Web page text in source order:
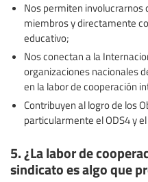
Nos permiten involucrarnos
miembros y directamente
educativo;
Nos conectan a la
organizaciones nacionales
en la labor de cooperación
Contribuyen al logro de los
particularmente el ODS4 y el
5. ¿La labor de
sindicato es algo que